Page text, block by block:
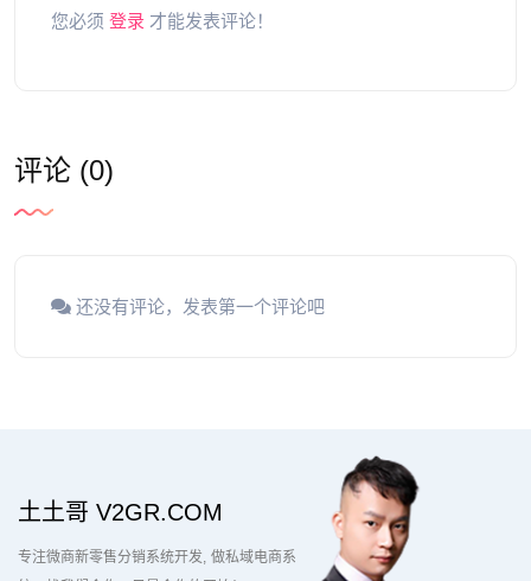
您必须 登录 才能发表评论！
评论 (0)
还没有评论，发表第一个评论吧
土土哥 V2GR.COM
专注微商新零售分销系统开发 做私域电商系